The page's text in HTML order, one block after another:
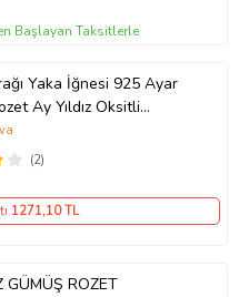
Başlayan Taksitlerle
Yaka İğnesi 925 Ayar
Ay Yıldız Oksitli
(2)
1271,10 TL
GÜMÜŞ ROZET